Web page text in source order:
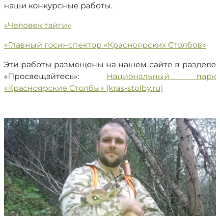
наши конкурсные работы.
«Человек тайги»
«Главный госинспектор «Красноярских Столбов»
Эти работы размещены на нашем сайте в разделе
«Просвещайтесь»:
Национальный парк
«Красноярские Столбы» (kras-stolby.ru)